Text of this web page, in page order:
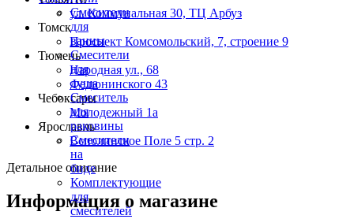
Смесители
для
ванны
Смесители
для
душа
Смеситель
для
раковины
Смесители
на
биде
Комплектующие
для
смесителей
ул. Коммунальная 30, ТЦ Арбуз
Томск
Проспект Комсомольский, 7, строение 9
Тюмень
Народная ул., 68
Федюнинского 43
Чебоксары
Молодежный 1а
Ярославль
Всполинское Поле 5 стр. 2
Детальное описание
Информация о магазине